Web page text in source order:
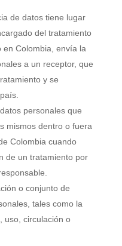
de datos tiene lugar
del tratamiento
Colombia, envía la
a un receptor, que
y se
personales que
mismos dentro o fuera
Colombia cuando
de un tratamiento por
o conjunto de
tales como la
uso, circulación o